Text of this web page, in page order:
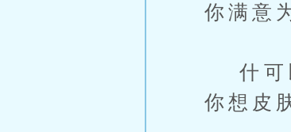
你满意
什可
你想皮